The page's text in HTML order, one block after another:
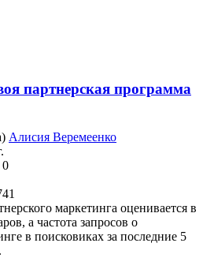
партнерская программа
Алисия Веремеенко
0
маркетинга оценивается в
а частота запросов о
в поисковиках за последние 5